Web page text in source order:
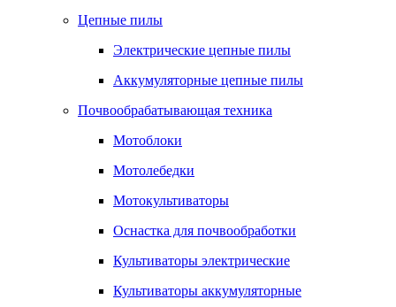
Цепные пилы
Электрические цепные пилы
Аккумуляторные цепные пилы
Почвообрабатывающая техника
Мотоблоки
Мотолебедки
Мотокультиваторы
Оснастка для почвообработки
Культиваторы электрические
Культиваторы аккумуляторные